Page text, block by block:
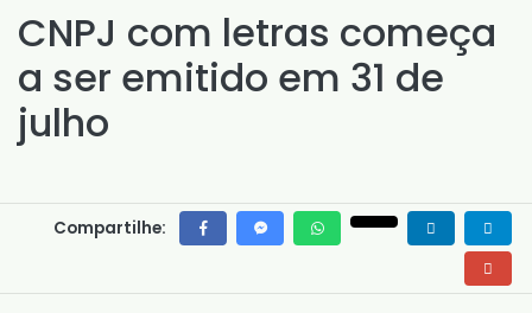
CNPJ com letras começa
a ser emitido em 31 de
julho
Compartilhe: